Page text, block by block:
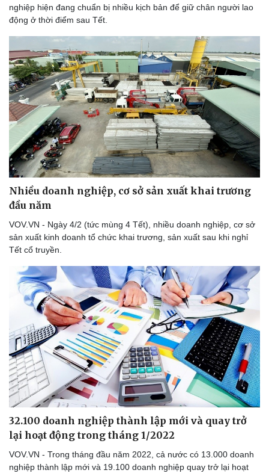
Sức khỏe
Dinh dưỡng - món ngon
Cây thuốc
Sản phụ khoa
Nhi khoa
Làm đẹp - giảm cân
Phòng mạch online
Ăn sạch sống khỏe
Đời sống
Nhà đẹp
Blog
Tình yêu - Gia đình
nghiệp hiện đang chuẩn bị nhiều kịch bản để giữ chân người lao
động ở thời điểm sau Tết.
Nhiều doanh nghiệp, cơ sở sản xuất khai trương
đầu năm
VOV.VN - Ngày 4/2 (tức mùng 4 Tết), nhiều doanh nghiệp, cơ sở
sản xuất kinh doanh tổ chức khai trương, sản xuất sau khi nghỉ
Tết cổ truyền.
32.100 doanh nghiệp thành lập mới và quay trở
lại hoạt động trong tháng 1/2022
VOV.VN - Trong tháng đầu năm 2022, cả nước có 13.000 doanh
nghiệp thành lập mới và 19.100 doanh nghiệp quay trở lại hoạt